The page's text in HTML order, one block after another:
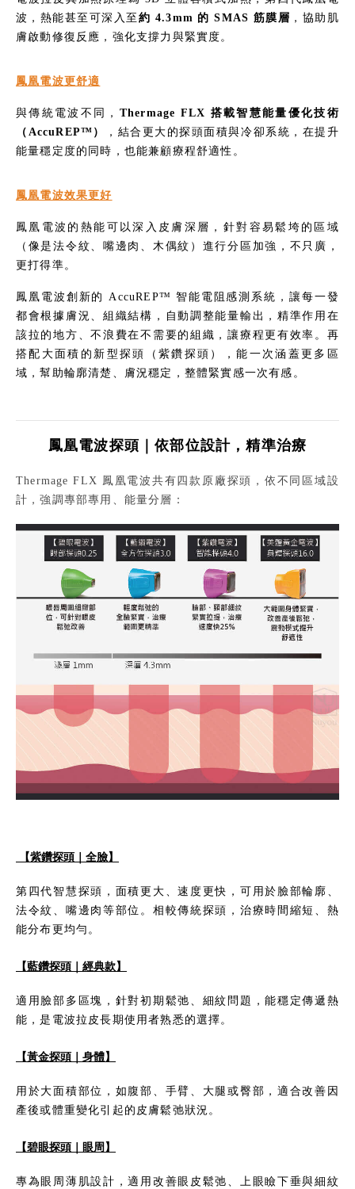
波，熱能甚至可深入至 約 4.3mm 的 SMAS 筋膜層 ，協助肌
膚啟動修復反應，強化支撐力與緊實度。
鳳凰電波更舒適
與傳統電波不同， Thermage FLX 搭載智慧能量優化技術
（AccuREP™）
，結合更大的探頭面積與冷卻系統，在提升
能量穩定度的同時，也能兼顧療程舒適性。
鳳凰電波效果更好
鳳凰電波的熱能可以深入皮膚深層，針對容易鬆垮的區域
（像是法令紋、嘴邊肉、木偶紋）進行分區加強，不只廣，
更打得準。
鳳凰電波創新的 AccuREP™ 智能電阻感測系統，讓每一發
都會根據膚況、組織結構，自動調整能量輸出，精準作用在
該拉的地方、不浪費在不需要的組織，讓療程更有效率。再
搭配大面積的新型探頭（紫鑽探頭），能一次涵蓋更多區
域，幫助輪廓清楚、膚況穩定，整體緊實感一次有感。
鳳凰電波探頭｜依部位設計，精準治療
Thermage FLX 鳳凰電波共有四款原廠探頭，依不同區域設
計，強調專部專用、能量分層：
【紫鑽探頭｜全臉】
第四代智慧探頭，面積更大、速度更快，可用於臉部輪廓、
法令紋、嘴邊肉等部位。相較傳統探頭，治療時間縮短、熱
能分布更均勻。
【藍鑽探頭｜經典款】
適用臉部多區塊，針對初期鬆弛、細紋問題，能穩定傳遞熱
能，是電波拉皮長期使用者熟悉的選擇。
【黃金探頭｜身體】
用於大面積部位，如腹部、手臂、大腿或臀部，適合改善因
產後或體重變化引起的皮膚鬆弛狀況。
【碧眼探頭｜眼周】
專為眼周薄肌設計，適用改善眼皮鬆弛、上眼瞼下垂與細紋